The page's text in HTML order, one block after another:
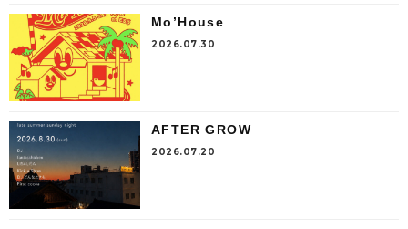
Mo’House
2026.07.30
AFTER GROW
2026.07.20